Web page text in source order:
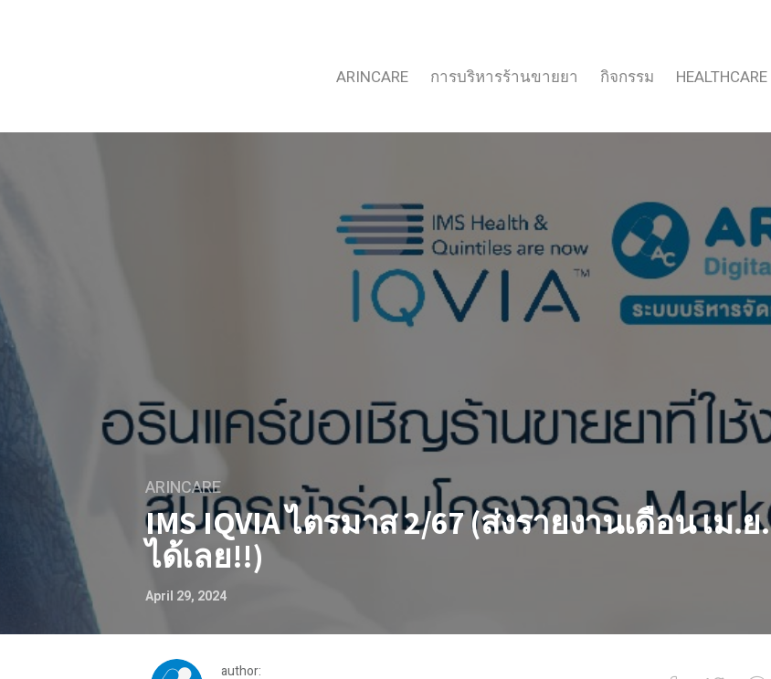
ARINCARE การบริหารร้านขายยา กิจกรรม HEALTHCARE
ARINCARE
IMS IQVIA ไตรมาส 2/67 (ส่งรายงานเดือน เม.ย.
ได้เลย!!)
April 29, 2024
author: